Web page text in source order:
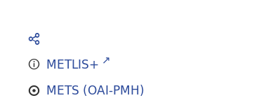
METLIS+
METS (OAI-PMH)